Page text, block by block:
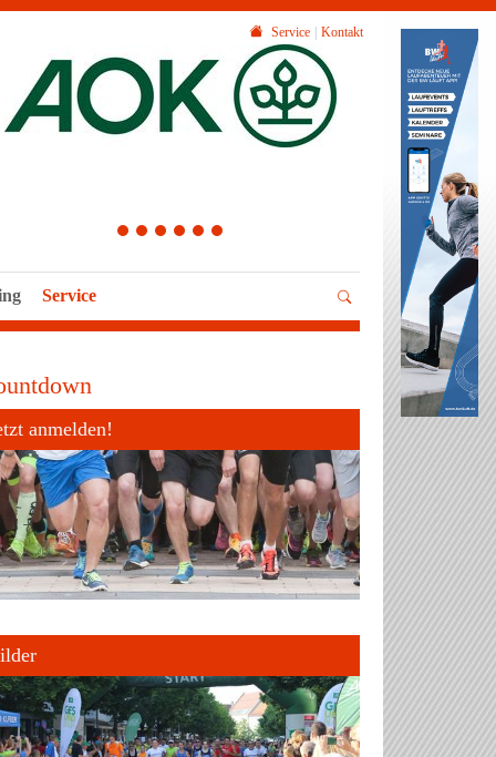
Service Kontakt
1 2 3 4 5 6
Service
anmelden!